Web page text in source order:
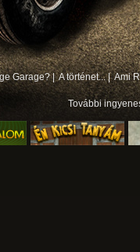
Garage? |A történet... |Ami
További